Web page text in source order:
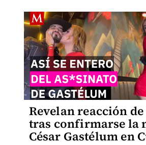
Revelan reacción de
tras confirmarse la
César Gastélum en